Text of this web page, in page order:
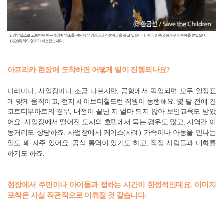
아프리카 현장에 도착하면 어떻게 일이 진행되나요?
나라마다, 사업장마다 조금 다르지만, 공항에서 픽업되면 모두 일정표
에 맞게 움직이고, 현지 세이브더칠드런 직원이 동행해요. 몇 달 전에 간
코트디부아르의 경우, 내전이 끝난 지 얼마 되지 않아 보안교육도 받았
어요. 사업장에서 떨어진 도시의 호텔에서 묵는 경우도 많고, 지역간 이
동거리도 상당하죠. 사업장에서 케이스(사례) 가족이나 아동을 만나는
일도 꽤 자주 있어요. 공식 통역이 있기도 하고, 직접 사람들과 대화를
하기도 하죠.
현장에서 주민이나 아이들과 접하는 시간이 한정적인데요. 이미지
포착은 사실 직관적으로 이뤄질 것 같습니다.